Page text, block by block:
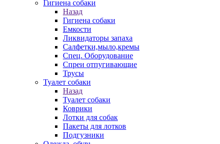
Гигиена собаки
Назад
Гигиена собаки
Емкости
Ликвидаторы запаха
Салфетки,мыло,кремы
Спец. Оборудование
Спреи отпугивающие
Трусы
Туалет собаки
Назад
Туалет собаки
Коврики
Лотки для собак
Пакеты для лотков
Подгузники